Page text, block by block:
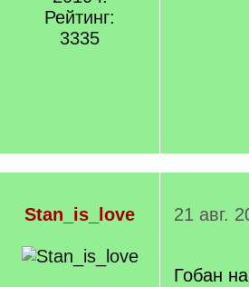
Рейтинг:
3335
Stan_is_love 21 авг.
Гобан